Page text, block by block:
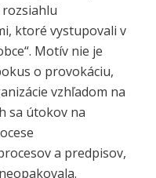
rozsiahlu
ktoré vystupovali v
Motív nie je
o provokáciu,
vzhľadom na
sa útokov na
a predpisov,